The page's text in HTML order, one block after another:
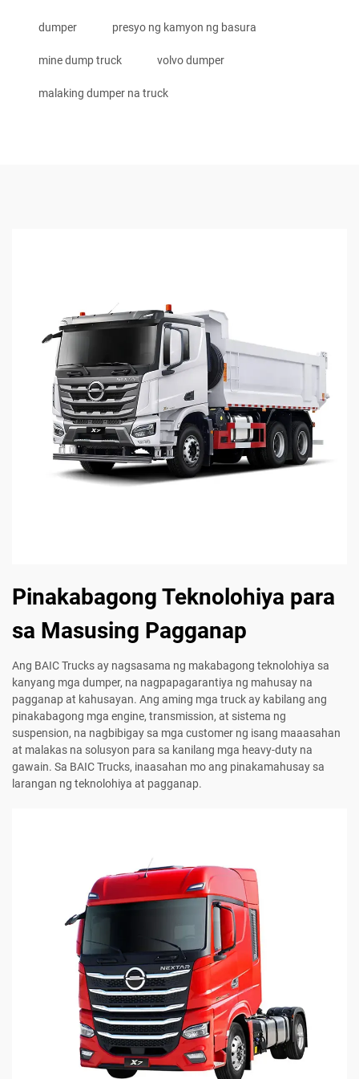
dumper presyo ng kamyon ng basura
mine dump truck volvo dumper
malaking dumper na truck
Pinakabagong Teknolohiya para
sa Masusing Pagganap
Ang BAIC Trucks ay nagsasama ng makabagong teknolohiya sa
kanyang mga dumper, na nagpapagarantiya ng mahusay na
pagganap at kahusayan. Ang aming mga truck ay kabilang ang
pinakabagong mga engine, transmission, at sistema ng
suspension, na nagbibigay sa mga customer ng isang maaasahan
at malakas na solusyon para sa kanilang mga heavy-duty na
gawain. Sa BAIC Trucks, inaasahan mo ang pinakamahusay sa
larangan ng teknolohiya at pagganap.